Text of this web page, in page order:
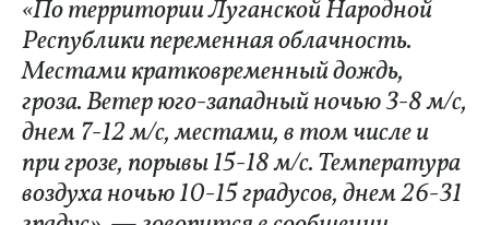
«По территории Луганской Народной
Республики переменная облачность.
Местами кратковременный дождь,
гроза. Ветер юго-западный ночью 3-8 м/с,
днем 7-12 м/с, местами, в том числе и
при грозе, порывы 15-18 м/с. Температура
воздуха ночью 10-15 градусов, днем 26-31